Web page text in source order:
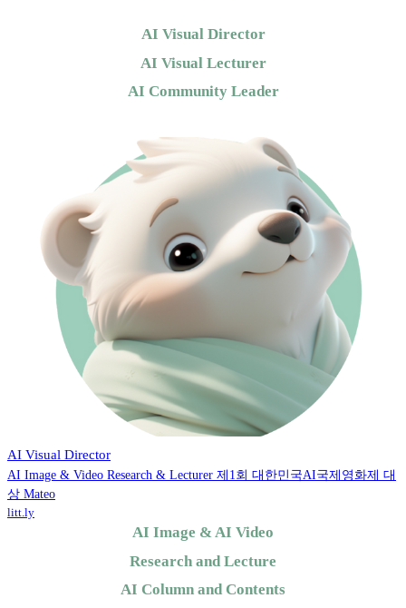
AI Visual Director
AI Visual Lecturer
AI Community Leader
AI Visual Director
AI Image & Video Research & Lecturer 제1회 대한민국AI국제영화제 대
상 Mateo
litt.ly
AI Image & AI Video
Research and Lecture
AI Column and Contents